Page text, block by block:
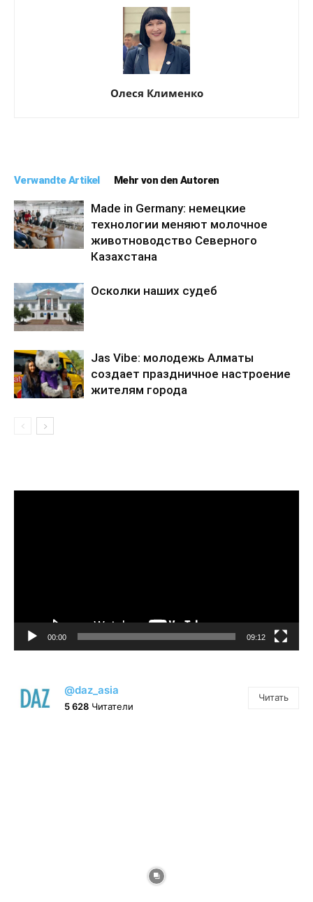
Олеся Клименко
Verwandte Artikel Mehr von den Autoren
Made in Germany: немецкие
технологии меняют молочное
животноводство Северного
Казахстана
Осколки наших судеб
Jas Vibe: молодежь Алматы
создает праздничное настроение
жителям города
00:00 09:12
@daz_asia
5 628 Читатели
Читать